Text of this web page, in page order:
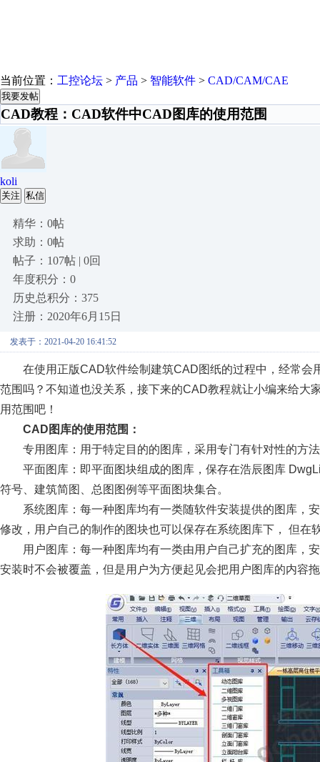
当前位置： 工控论坛 > 产品 > 智能软件 > CAD/CAM/CAE
我要发帖
CAD教程：CAD软件中CAD图库的使用范围
koli
关注 私信
精华：0帖
求助：0帖
帖子：107帖 | 0回
年度积分：0
历史总积分：375
注册：2020年6月15日
发表于：2021-04-20 16:41:52
在使用正版CAD软件绘制建筑CAD图纸的过程中，经常
范围吗？不知道也没关系，接下来的CAD教程就让小编来给
用范围吧！
CAD 图库的使用范围：
专用图库：用于特定目的的图库，采用专门有针对性的方
平面图库：即平面图块组成的图库，保存在浩辰图库
符号、建筑简图、总图图例等平面图块集合。
系统图库：每一种图库均有一类随软件安装提供的图库，
修改，用户自己的制作的图块也可以保存在系统图库下， 但在
用户图库：每一种图库均有一类由用户自己扩充的图库，
安装时不会被覆盖，但是用户为方便起见会把用户图库的内容